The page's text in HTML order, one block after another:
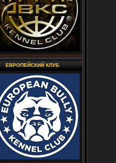
ЕВРОПЕЙСКИЙ КЛУБ